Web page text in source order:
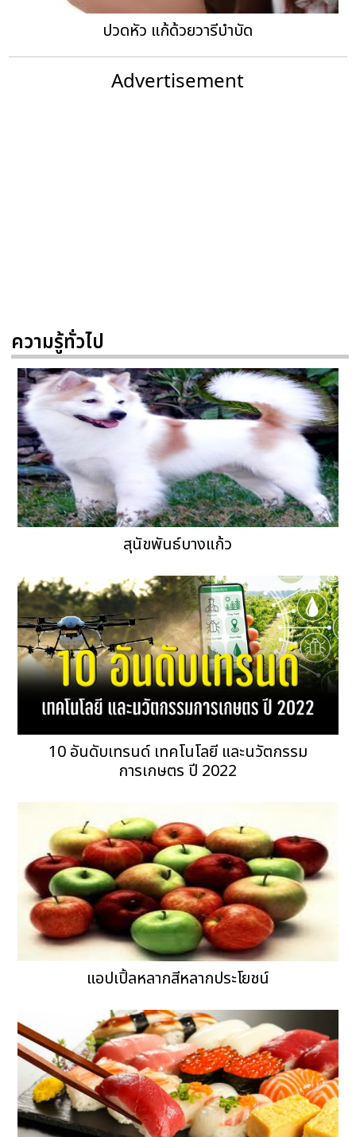
ปวดหัว แก้ด้วยวารีบำบัด
Advertisement
ความรู้ทั่วไป
สุนัขพันธ์บางแก้ว
10 อันดับเทรนด์ เทคโนโลยี และนวัตกรรม
การเกษตร ปี 2022
แอปเปิ้ลหลากสีหลากประโยชน์